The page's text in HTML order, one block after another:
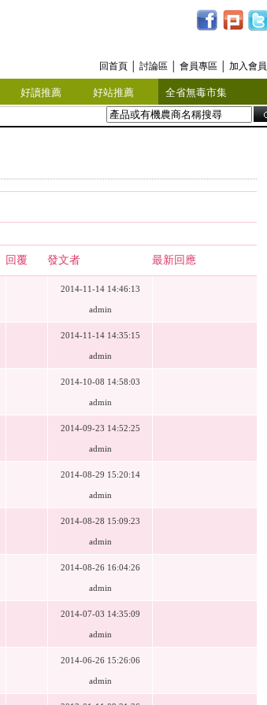
回首頁 討論區 會員專區 加入會員
好讀推薦 好站推薦 全省無毒市集
回覆 發文者 最新回應
2014-11-14 14:46:13
admin
2014-11-14 14:35:15
admin
2014-10-08 14:58:03
admin
2014-09-23 14:52:25
admin
2014-08-29 15:20:14
admin
2014-08-28 15:09:23
admin
2014-08-26 16:04:26
admin
2014-07-03 14:35:09
admin
2014-06-26 15:26:06
admin